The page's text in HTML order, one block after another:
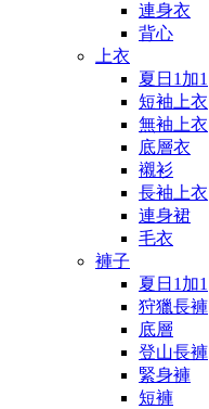
連身衣
背心
上衣
夏日1加1
短袖上衣
無袖上衣
底層衣
襯衫
長袖上衣
連身裙
毛衣
褲子
夏日1加1
狩獵長褲
底層
登山長褲
緊身褲
短褲